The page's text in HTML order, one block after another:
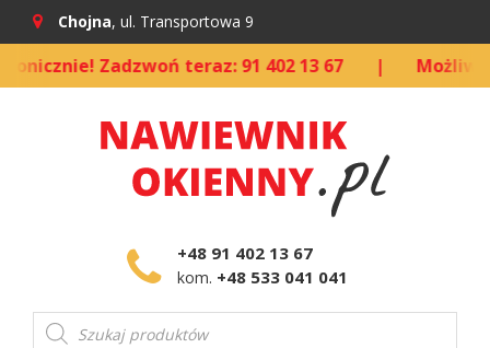
Chojna, ul. Transportowa 9
Zadzwoń teraz: 91 402 13 67 | Możliwość
+48 91 402 13 67
kom. +48 533 041 041
Wyszukiwarka
produktów